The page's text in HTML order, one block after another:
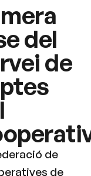
del
de
de
de